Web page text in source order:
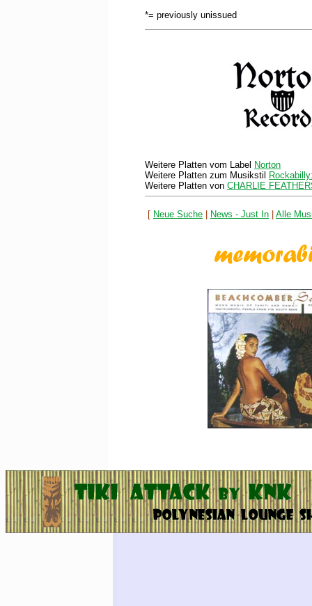
*= previously unissued
Weitere Platten vom Label Norton
Weitere Platten zum Musikstil
Weitere Platten von CHARLIE
[ Neue Suche News - Just In Alle